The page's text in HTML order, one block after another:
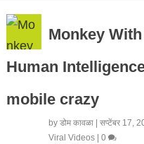
Monkey With
Human
mobile crazy
by डोम कावळा| सप्टेंबर 17,
Viral Videos| 0